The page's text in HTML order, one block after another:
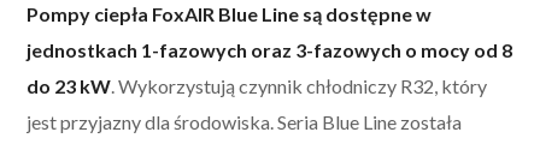
Pompy ciepła FoxAIR Blue Line są dostępne w
jednostkach 1-fazowych oraz 3-fazowych o mocy od 8
do 23 kW. Wykorzystują czynnik chłodniczy R32, który
jest przyjazny dla środowiska. Seria Blue Line została